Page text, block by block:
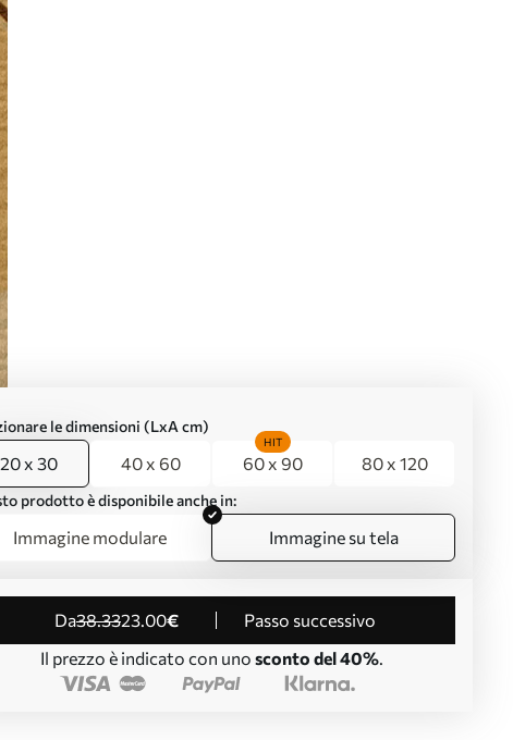
le dimensioni (LxA cm)
20 x 30 40 x 60 60 x 90
HIT
80 x 120
prodotto è disponibile anche in:
Immagine modulare Immagine su tela
da38.3323.00€
Passo successivo
Il prezzo è indicato con uno sconto del 40%.